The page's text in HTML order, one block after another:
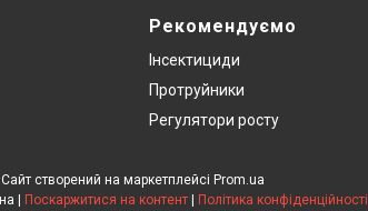
Рекомендуємо
Інсектициди
Протруйники
Регулятори росту
Сайт створений на маркетплейсі Prom.ua
Поскаржитися на контент Політика конфіденційності